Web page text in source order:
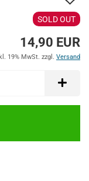
SOLD OUT
14,90 EUR
19% MwSt. zzgl. Versand